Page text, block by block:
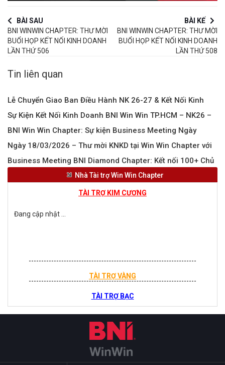
BÀI SAU
BNI WINWIN CHAPTER: THƯ MỜI
BUỔI HỌP KẾT NỐI KINH DOANH
LẦN THỨ 506
BÀI KẾ
BNI WINWIN CHAPTER: THƯ MỜI
BUỔI HỌP KẾT NỐI KINH DOANH
LẦN THỨ 508
Tin liên quan
Lễ Chuyển Giao Ban Điều Hành NK 26-27 & Kết Nối Kinh
Doanh BNI
Sự Kiện Kết Nối Kinh Doanh BNI Win Win TP.HCM – NK26 –
01/04/2026
BNI Win Win Chapter: Sự kiện Business Meeting Ngày
25/03
Ngày 18/03/2026 – Thư mời KNKD tại Win Win Chapter với
hơn 100+ Chủ DNGiao lưu cùng 100+ CEO và lắng nghe
Feature Presentations từ Tâm Minh Foods & Mộc Nhiên
Business Meeting BNI Diamond Chapter: Kết nối 100+ Chủ
Nhà Tài trợ Win Win Chapter
TÀI TRỢ KIM CƯƠNG
Đang cập nhật ...
TÀI TRỢ VÀNG
TÀI TRỢ BẠC